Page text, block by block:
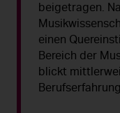
beigetragen.
einen
Bereich der
blickt